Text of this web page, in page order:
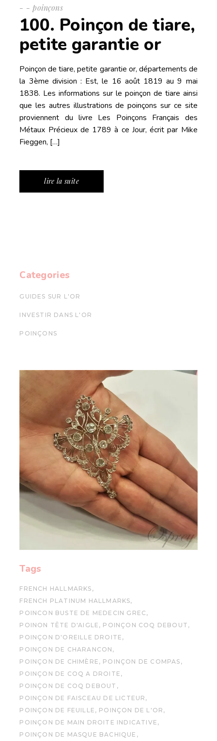
- poinçons
100. Poinçon de tiare,
petite garantie or
Poinçon de tiare, petite garantie or, départements de
la 3ème division : Est, le 16 août 1819 au 9 mai
1838. Les informations sur le poinçon de tiare ainsi
que les autres illustrations de poinçons sur ce site
proviennent du livre Les Poinçons Français des
Métaux Précieux de 1789 à ce Jour, écrit par Mike
Fieggen, […]
lire la suite
Categories
GUIDES SUR L'OR
INVESTIR DANS L'OR
POINÇONS
Tags
FRENCH HALLMARKS
FRENCH PLATINUM HALLMARKS
POINCON BUSTE DE MEDECIN GREC
POINON TÊTE D'AIGLE
POINÇON COQ DEBOUT
POINÇON D'OREILLE DROITE
POINÇON DE CHARANCON
POINÇON DE CHIMÈRE
POINÇON DE COMPAS
POINÇON DE COQ A DROITE
POINÇON DE COQ DEBOUT
POINÇON DE FAISCEAU DE LICTEUR
POINÇON DE FEUILLE
POINÇON DE L'OR
POINÇON DE MAIN DROITE INDICATIVE
POINÇON DE MASQUE BACHIQUE